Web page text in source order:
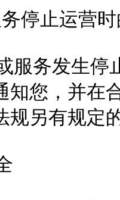
停止运营
务发生停
知您，并在
规另有规定